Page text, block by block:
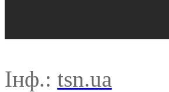
Інф.: tsn.ua